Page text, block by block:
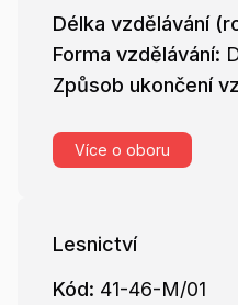
Délka vzdělávání
Forma vzdělávání:
Způsob ukončení
Více o oboru
Lesnictví
Kód: 41-46-M/01